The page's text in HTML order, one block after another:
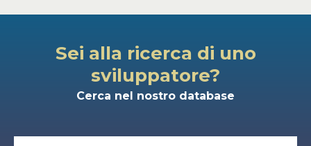
Sei alla ricerca di uno
sviluppatore?
Cerca nel nostro database